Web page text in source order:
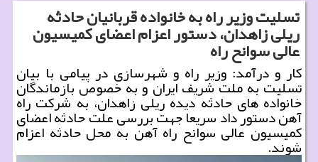
تسلیت وزیر راه به خانواده قربانیان حادثه
ریلی زاهدان، دستور اعزام اعضای كمیسیون
عالی سوانح راه
كار و درآمد: وزیر راه و شهرسازی در پیامی با بیان
تسلیت به ملت شریف ایران و به خصوص بازماندگان
خانواده های حادثه دیده ریلی زاهدان، به شركت راه
آهن دستور داد سریعا جهت بررسی علت حادثه اعضای
كمیسیون عالی سوانح راه آهن به محل حادثه اعزام
شوند.